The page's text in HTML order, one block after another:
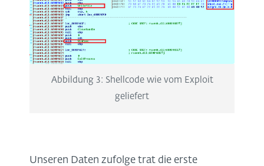
Abbildung 3: Shellcode wie vom Exploit
geliefert
Unseren Daten zufolge trat die erste